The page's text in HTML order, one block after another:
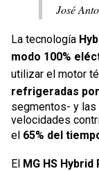
José
La tecnología
modo 100%
utilizar el motor
refrigeradas
segmentos- y
velocidades
el 65% del
El MG HS Hybrid